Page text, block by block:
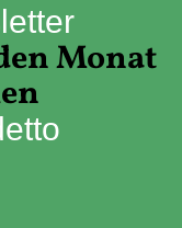
Monat